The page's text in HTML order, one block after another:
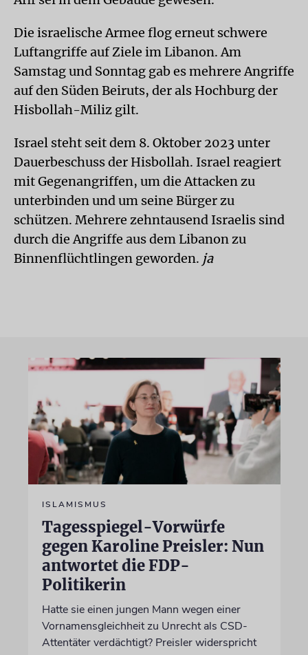
Die israelische Armee flog erneut schwere
Luftangriffe auf Ziele im Libanon. Am
Samstag und Sonntag gab es mehrere Angriffe
auf den Süden Beiruts, der als Hochburg der
Hisbollah-Miliz gilt.
Israel steht seit dem 8. Oktober 2023 unter
Dauerbeschuss der Hisbollah. Israel reagiert
mit Gegenangriffen, um die Attacken zu
unterbinden und um seine Bürger zu
schützen. Mehrere zehntausend Israelis sind
durch die Angriffe aus dem Libanon zu
Binnenflüchtlingen geworden. ja
ISLAMISMUS
Tagesspiegel-Vorwürfe
gegen Karoline Preisler: Nun
antwortet die FDP-
Politikerin
Hatte sie einen jungen Mann wegen einer
Vornamensgleichheit zu Unrecht als CSD-
Attentäter verdächtigt? Preisler widerspricht